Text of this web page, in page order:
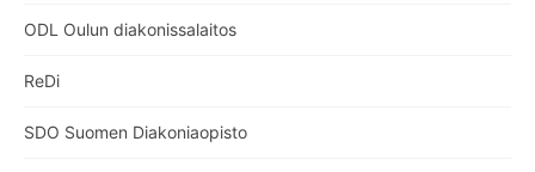
ODL Oulun diakonissalaitos
ReDi
SDO Suomen Diakoniaopisto